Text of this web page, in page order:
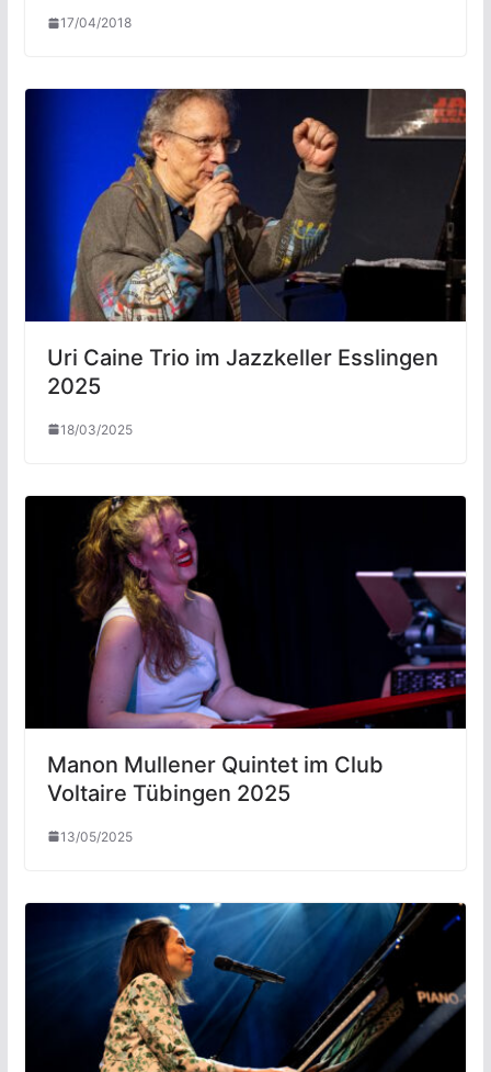
17/04/2018
Uri Caine Trio im Jazzkeller Esslingen
2025
18/03/2025
Manon Mullener Quintet im Club
Voltaire Tübingen 2025
13/05/2025